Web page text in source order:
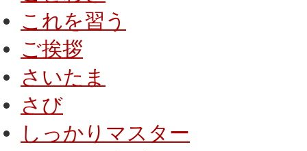
これを習う
ご挨拶
さいたま
さび
しっかりマスター